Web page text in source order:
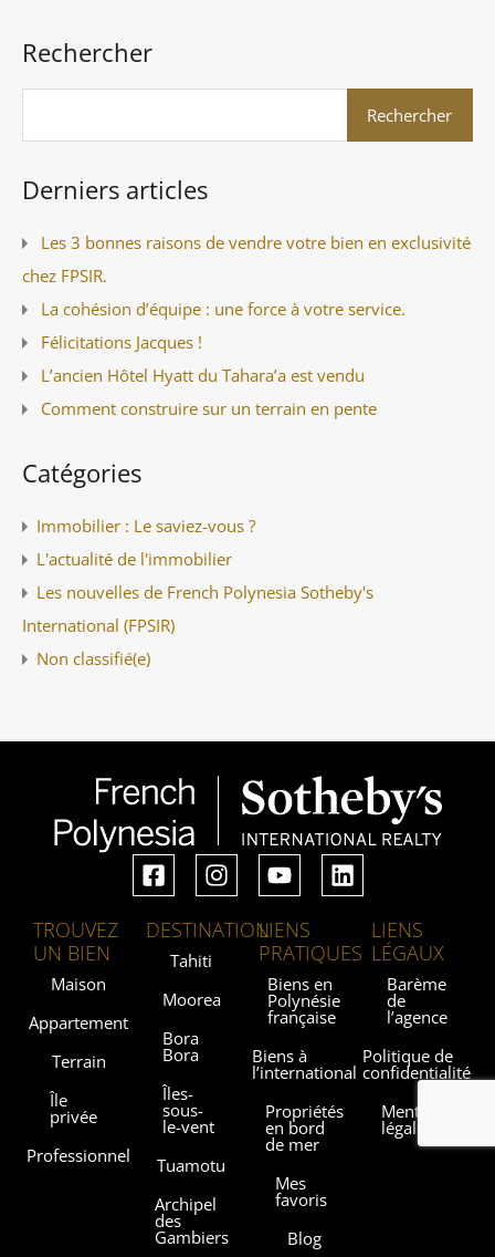
Rechercher
Derniers articles
Les 3 bonnes raisons de vendre votre bien en exclusivité
chez FPSIR.
La cohésion d’équipe : une force à votre service.
Félicitations Jacques !
L’ancien Hôtel Hyatt du Tahara’a est vendu
Comment construire sur un terrain en pente
Catégories
Immobilier : Le saviez-vous ?
L'actualité de l'immobilier
Les nouvelles de French Polynesia Sotheby's
International (FPSIR)
Non classifié(e)
TROUVEZ
UN BIEN
Maison
Appartement
Terrain
Île
privée
Professionnel
DESTINATION
Tahiti
Moorea
Bora
Bora
Îles-
sous-
le-vent
Tuamotu
Archipel
des
Gambiers
LIENS
PRATIQUES
Biens en
Polynésie
française
Biens à
l’international
Propriétés
en bord
de mer
Mes
favoris
Blog
LIENS
LÉGAUX
Barème
de
l’agence
Politique de
confidentialité
Mentions
légales